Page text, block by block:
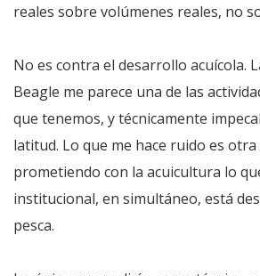
reales sobre volúmenes reales, no
No es contra el desarrollo acuícola.
Beagle me parece una de las
que tenemos, y técnicamente
latitud. Lo que me hace ruido es otra
prometiendo con la acuicultura lo
institucional, en simultáneo, está
pesca.